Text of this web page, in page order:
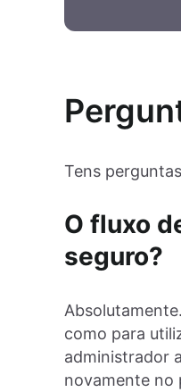
Tens
O fluxo
seguro?
como para
administrador
novamente no